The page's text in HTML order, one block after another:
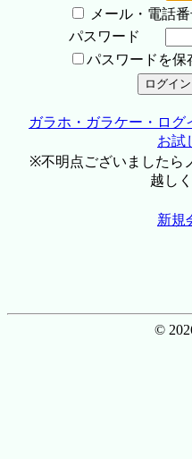
メール・電話
パスワード
パスワードを保
ガラホ・ガラケー・ログ
お試
※不明点ございましたら
越し
新規
©